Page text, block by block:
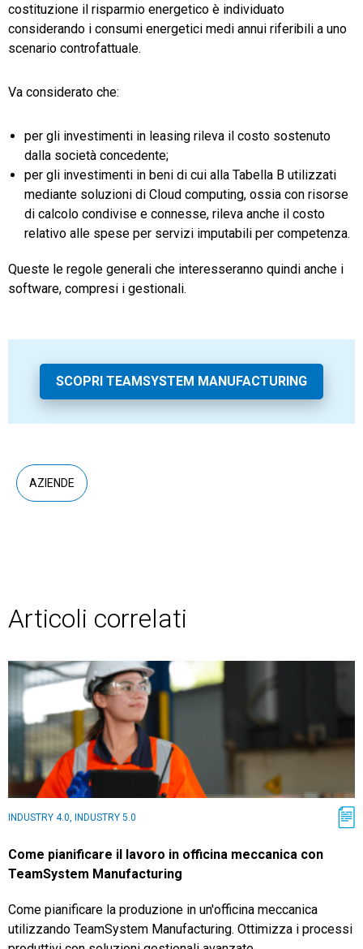
costituzione il risparmio energetico è individuato
considerando i consumi energetici medi annui riferibili a uno
scenario controfattuale.
Va considerato che:
per gli investimenti in leasing rileva il costo sostenuto
dalla società concedente;
per gli investimenti in beni di cui alla Tabella B utilizzati
mediante soluzioni di Cloud computing, ossia con risorse
di calcolo condivise e connesse, rileva anche il costo
relativo alle spese per servizi imputabili per competenza.
Queste le regole generali che interesseranno quindi anche i
software, compresi i gestionali.
SCOPRI TEAMSYSTEM MANUFACTURING
AZIENDE
Articoli correlati
INDUSTRY 4.0, INDUSTRY 5.0
Come pianificare il lavoro in officina meccanica con
TeamSystem Manufacturing
Come pianificare la produzione in un'officina meccanica
utilizzando TeamSystem Manufacturing. Ottimizza i processi